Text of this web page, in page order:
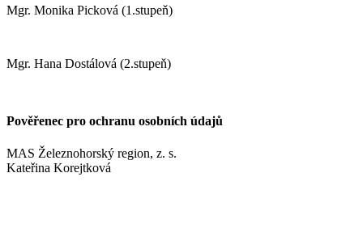
Mgr. Monika Picková (1.stupeň)
Mgr. Hana Dostálová (2.stupeň)
Pověřenec pro ochranu osobních údajů
MAS Železnohorský region, z. s.
Kateřina Korejtková